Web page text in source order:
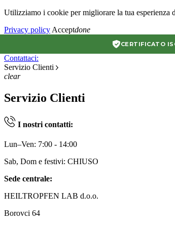
Utilizziamo i cookie per migliorare la tua esperienza
Privacy policy Acceptdone
CERTIFICATO
Contattaci:
Servizio Clienti
clear
Servizio Clienti
I nostri contatti:
Lun–Ven: 7:00 - 14:00
Sab, Dom e festivi: CHIUSO
Sede centrale:
HEILTROPFEN LAB d.o.o.
Borovci 64